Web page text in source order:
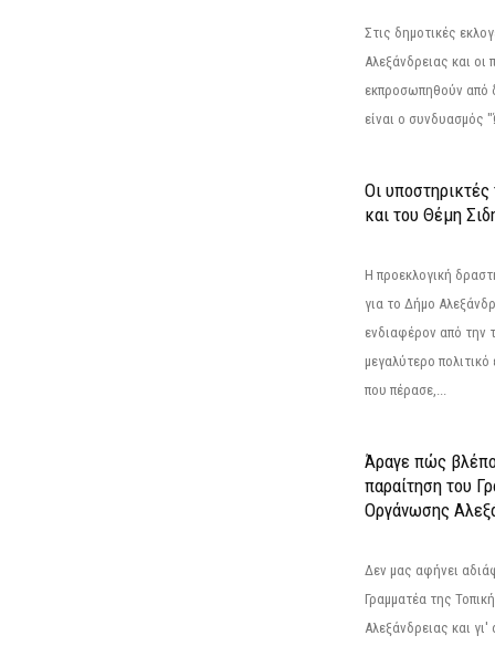
Στις δημοτικές
Αλεξάνδρειας και οι
εκπροσωπηθούν από
είναι ο συνδυασμός
Οι
και του Θέμη
Η προεκλογική
για το Δήμο
ενδιαφέρον από την
μεγαλύτερο
που πέρασε,...
Άραγε πώς
παραίτηση του
Οργάνωσης
Δεν μας αφήνει
Γραμματέα της
Αλεξάνδρειας και γι'